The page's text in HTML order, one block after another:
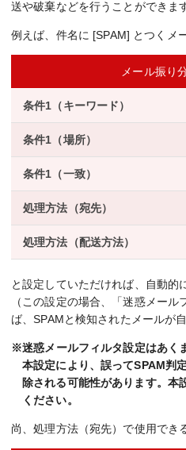
送や破棄などを行うことができま
例えば、件名に [SPAM] とつくメ
メール振り
条件1（キーワード）
条件1（場所）
条件1（一致）
処理方法（宛先）
処理方法（配送方法）
と設定していただければ、自動的
（この設定の場合、「迷惑メー
ば、SPAMと検知されたメールが
※迷惑メールフィルタ設定はあく
本設定により、誤ってSPAM判
除される可能性があります。本
ください。
尚、処理方法（宛先）で使用でき